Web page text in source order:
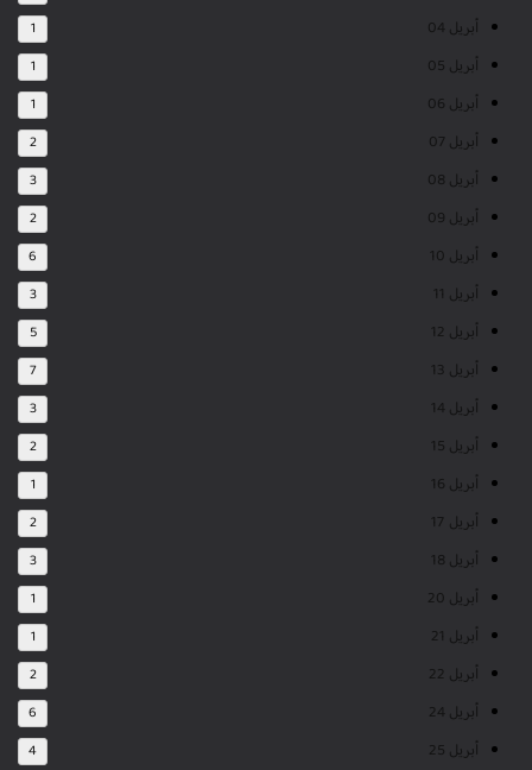
أبريل 04 1
أبريل 05 1
أبريل 06 1
أبريل 07 2
أبريل 08 3
أبريل 09 2
أبريل 10 6
أبريل 11 3
أبريل 12 5
أبريل 13 7
أبريل 14 3
أبريل 15 2
أبريل 16 1
أبريل 17 2
أبريل 18 3
أبريل 20 1
أبريل 21 1
أبريل 22 2
أبريل 24 6
أبريل 25 4